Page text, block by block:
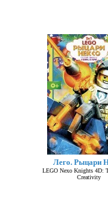
Лего. Рыцари
LEGO Nexo Knights 4D:
Creativity